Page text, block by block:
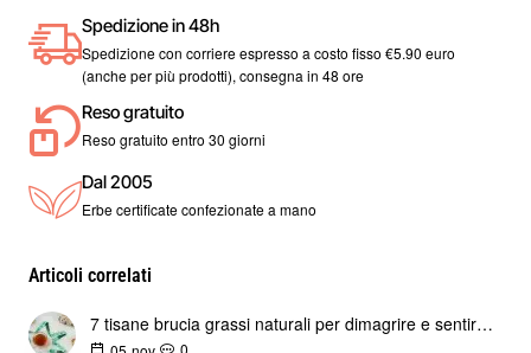
Contiene xantine (caffeina, teobromina, teofillina), sono
composti bio attivi che stimolano il sistema nervoso centrale
e promuovono l'attività mentale e aumentano i livelli di energia
e la concentrazione.
Preparazione yerba mate
cura quando lo si prepara e si prepara.
Spedizione in 48h
Spedizione con corriere espresso a costo fisso €5.90 euro
(anche per più prodotti), consegna in 48 ore
Reso gratuito
Reso gratuito entro 30 giorni
Dal 2005
Erbe certificate confezionate a mano
Articoli correlati
7 tisane brucia grassi naturali per dimagrire e sentirsi leggeri
0